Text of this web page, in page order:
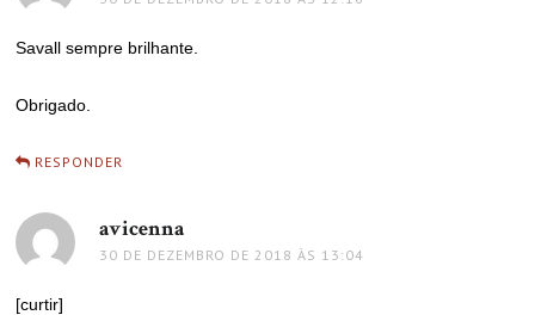
Savall sempre brilhante.
Obrigado.
RESPONDER
avicenna
30 DE DEZEMBRO DE 2018 ÀS 13:04
[curtir]